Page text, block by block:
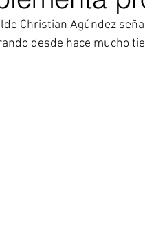
Christian Agúndez
desde hace mucho